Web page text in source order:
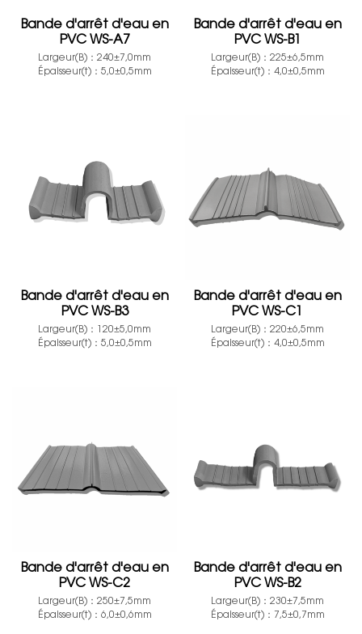
Bande d'arrêt d'eau en
PVC WS-A7
Largeur(B)：240±7,0mm
Épaisseur(t)：5,0±0,5mm
Bande d'arrêt d'eau en
PVC WS-B1
Largeur(B)：225±6,5mm
Épaisseur(t)：4,0±0,5mm
Bande d'arrêt d'eau en
PVC WS-B3
Largeur(B)：120±5,0mm
Épaisseur(t)：5,0±0,5mm
Bande d'arrêt d'eau en
PVC WS-C1
Largeur(B)：220±6,5mm
Épaisseur(t)：4,0±0,5mm
Bande d'arrêt d'eau en
PVC WS-C2
Largeur(B)：250±7,5mm
Épaisseur(t)：6,0±0,6mm
Bande d'arrêt d'eau en
PVC WS-B2
Largeur(B)：230±7,5mm
Épaisseur(t)：7,5±0,7mm